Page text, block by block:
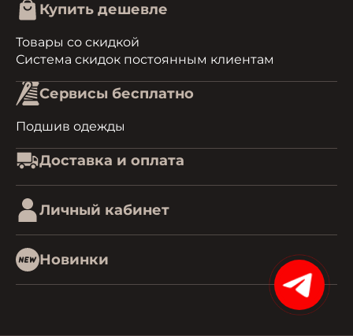
Купить дешевле
Товары со скидкой
Система скидок постоянным клиентам
Сервисы бесплатно
Подшив одежды
Доставка и оплата
Личный кабинет
Новинки
15%